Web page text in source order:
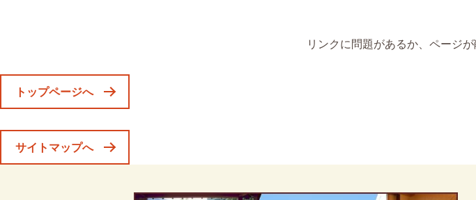
リンクに問題があるか、 ページが
トップページへ
サイトマップへ